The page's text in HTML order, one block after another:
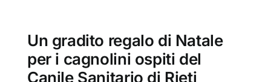
SMARRITI O DA ADOTTARE
Un gradito regalo di Natale
per i cagnolini ospiti del
Canile Sanitario di Rieti